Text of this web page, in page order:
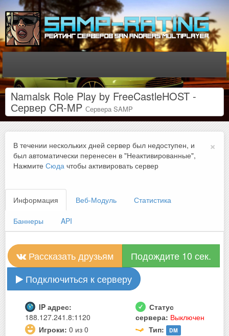
Namalsk Role Play by FreeCastleHOST -
Сервер CR-MP Сервера SAMP
×
В течении нескольких дней сервер был недоступен, и
был автоматически перенесен в "Неактивированные",
Нажмите Сюда чтобы активировать сервер
Информация Веб-Модуль Статистика
Баннеры API
Рассказать друзьям
Подождите 10 сек.
Подключиться к серверу
IP адрес:
188.127.241.8:1120
Статус
сервера: Выключен
Игроки: 0 из 0 Тип: DM